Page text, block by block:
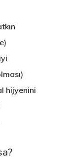
hijyenini